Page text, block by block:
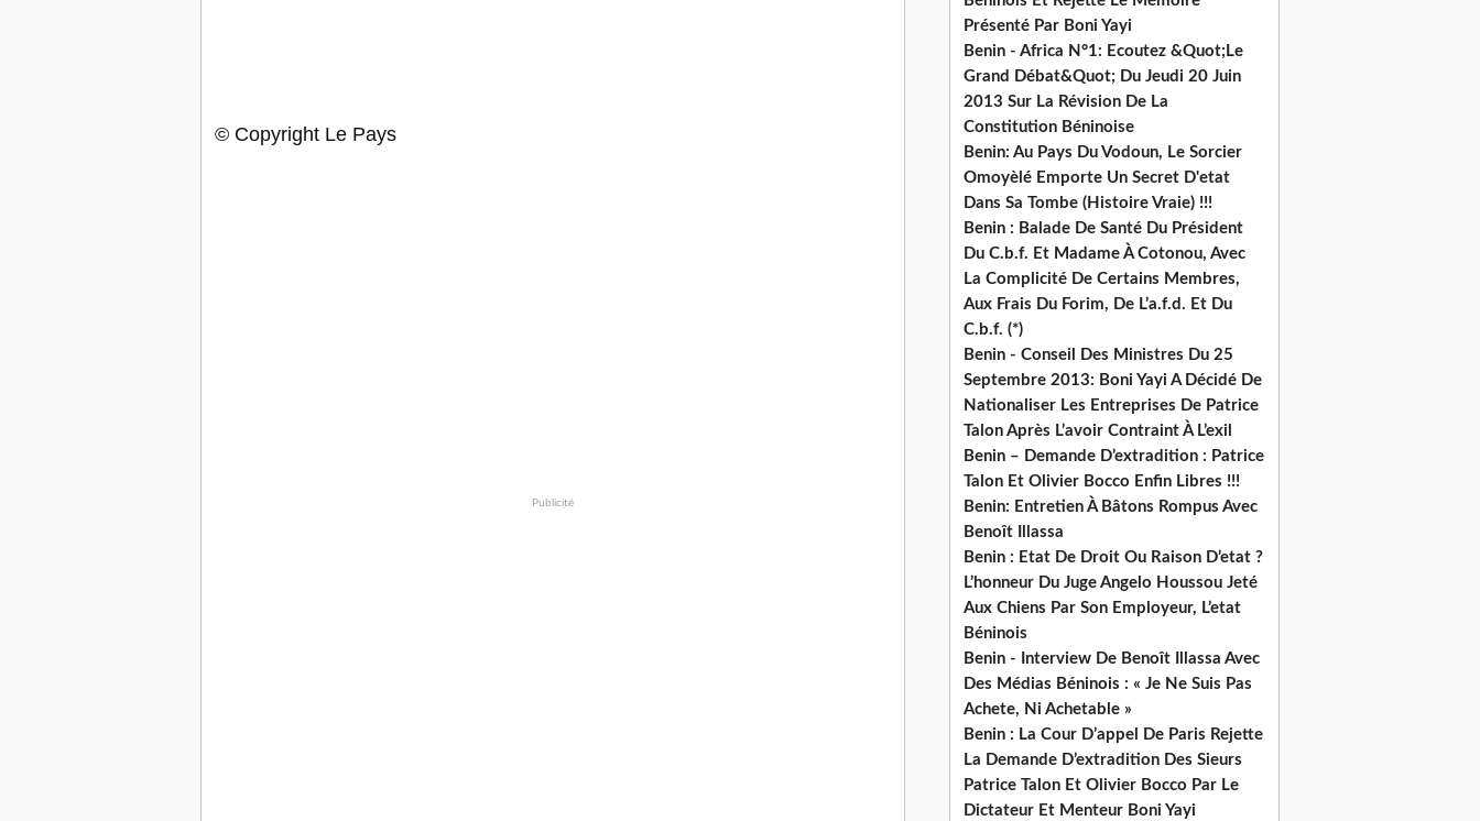
© Copyright Le Pays
Publicité
Présenté Par Boni Yayi
Benin - Africa N°1: Ecoutez &Quot;Le
Grand Débat&Quot; Du Jeudi 20 Juin
2013 Sur La Révision De La
Constitution Béninoise
Benin: Au Pays Du Vodoun, Le Sorcier
Omoyèlé Emporte Un Secret D'etat
Dans Sa Tombe (Histoire Vraie) !!!
Benin : Balade De Santé Du Président
Du C.b.f. Et Madame À Cotonou, Avec
La Complicité De Certains Membres,
Aux Frais Du Forim, De L’a.f.d. Et Du
C.b.f. (*)
Benin - Conseil Des Ministres Du 25
Septembre 2013: Boni Yayi A Décidé De
Nationaliser Les Entreprises De Patrice
Talon Après L’avoir Contraint À L’exil
Benin – Demande D’extradition : Patrice
Talon Et Olivier Bocco Enfin Libres !!!
Benin: Entretien À Bâtons Rompus Avec
Benoît Illassa
Benin : Etat De Droit Ou Raison D’etat ?
L’honneur Du Juge Angelo Houssou Jeté
Aux Chiens Par Son Employeur, L’etat
Béninois
Benin - Interview De Benoît Illassa Avec
Des Médias Béninois : « Je Ne Suis Pas
Achete, Ni Achetable »
Benin : La Cour D’appel De Paris Rejette
La Demande D’extradition Des Sieurs
Patrice Talon Et Olivier Bocco Par Le
Dictateur Et Menteur Boni Yayi